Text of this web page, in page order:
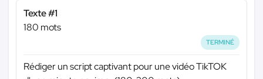
Texte #1
180 mots
TERMINÉ
Rédiger un script captivant pour une vidéo TikTOK